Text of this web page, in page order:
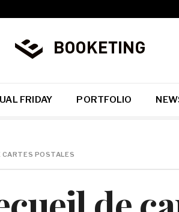
FRIDAY PORTFOLIO
CARTES POSTALES